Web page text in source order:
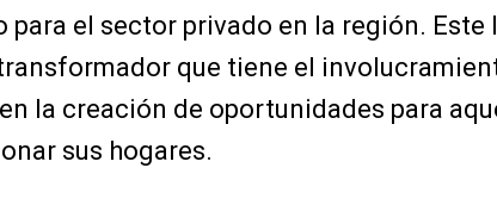
para el sector privado en la región. Este
que tiene el
la creación de oportunidades para
sus hogares.